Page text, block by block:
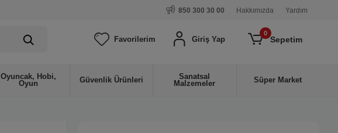
850 300 30 00 Hakkımızda Yardım
Favorilerim Giriş Yap
0
Sepetim
Oyuncak, Hobi,
Oyun
Güvenlik Ürünleri
Sanatsal
Malzemeler
Süper Market